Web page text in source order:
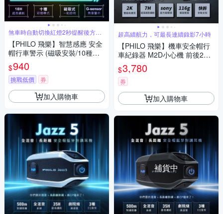
煞車時自動切換紅燈2秒提醒後方來
車
【PHILO 飛樂】智慧感應 安全
帽行車警示 (磁吸安裝/10種彩
燈模式/智慧自動關機/IPX4防水
防潑水)
$940
挑戰低價 券
加入購物車
超高續航力，可最長連續錄影7小時
【PHILO 飛樂】機車安全帽行
車紀錄器 M2D小心機 前後2K
高畫質 SONY鏡頭夜視王 7HR
連續錄影 116g輕量化無負擔 贈
64G記憶卡
$3,780
券
加入購物車
補貨中